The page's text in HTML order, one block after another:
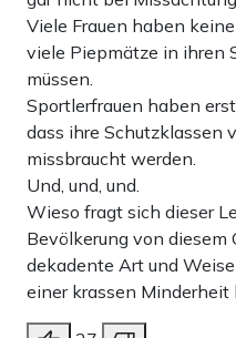
Viele Frauen haben
viele Piepmätze in ihren
müssen.
Sportlerfrauen haben
dass ihre Schutzklassen
missbraucht werden.
Und, und, und.
Wieso fragt sich dieser
Bevölkerung von
dekadente Art und
einer krassen Minderheit